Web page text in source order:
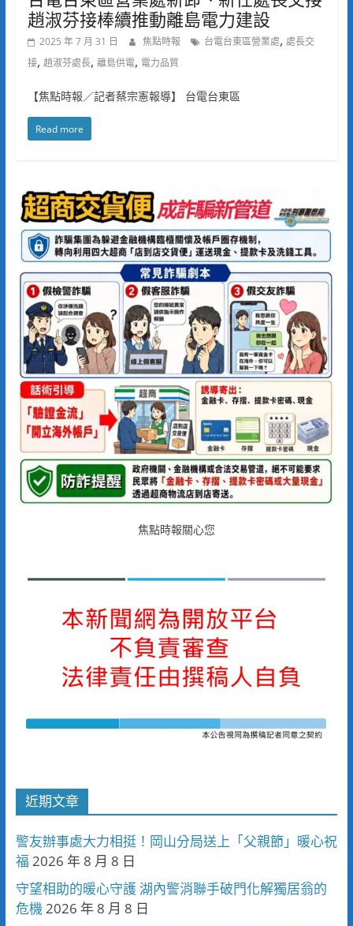
趙淑芬接棒續推動離島電力建設
2025 年 7 月 31 日 焦點時報 台電台東區營業處, 處長交
接, 趙淑芬處長, 離島供電, 電力品質
【焦點時報／記者蔡宗憲報導】 台電台東區
Read more
焦點時報關心您
近期文章
警友辦事處大力相挺！岡山分局送上「父親節」暖心祝
福 2026 年 8 月 8 日
守望相助的暖心守護 湖內警消聯手破門化解獨居翁的
危機2026 年 8 月 8 日